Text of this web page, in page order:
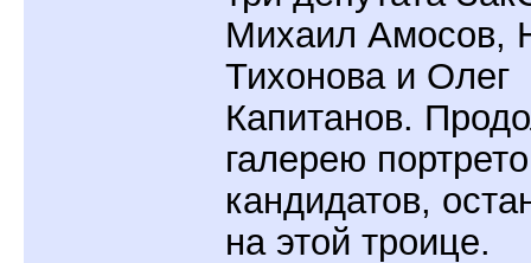
Михаил Амосов,
Тихонова и Олег
Капитанов.
галерею
кандидатов,
на этой троице.